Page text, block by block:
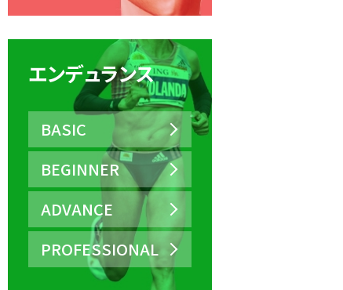
エンデュランス
BASIC
BEGINNER
ADVANCE
PROFESSIONAL